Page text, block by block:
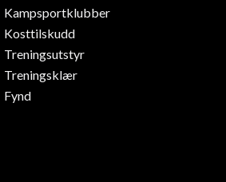
Kampsportklubber
Kosttilskudd
Treningsutstyr
Treningsklær
Fynd